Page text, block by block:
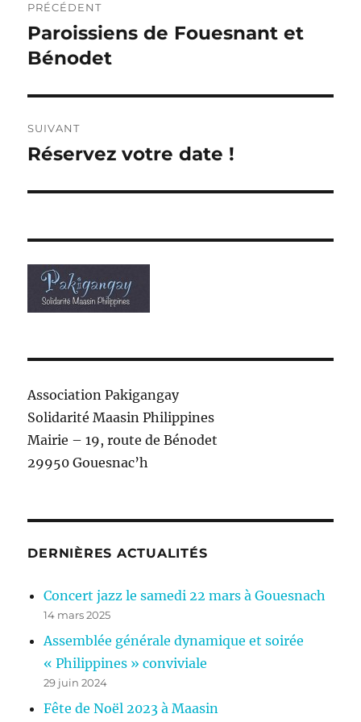
de
l’article
PRÉCÉDENT
Publication
précédente :
Paroissiens de Fouesnant et
Bénodet
SUIVANT
Publication
Réservez votre date !
Association Pakigangay
Solidarité Maasin Philippines
Mairie – 19, route de Bénodet
29950 Gouesnac’h
DERNIÈRES ACTUALITÉS
Concert jazz le samedi 22 mars à Gouesnach
14 mars 2025
Assemblée générale dynamique et soirée
« Philippines » conviviale
29 juin 2024
Fête de Noël 2023 à Maasin